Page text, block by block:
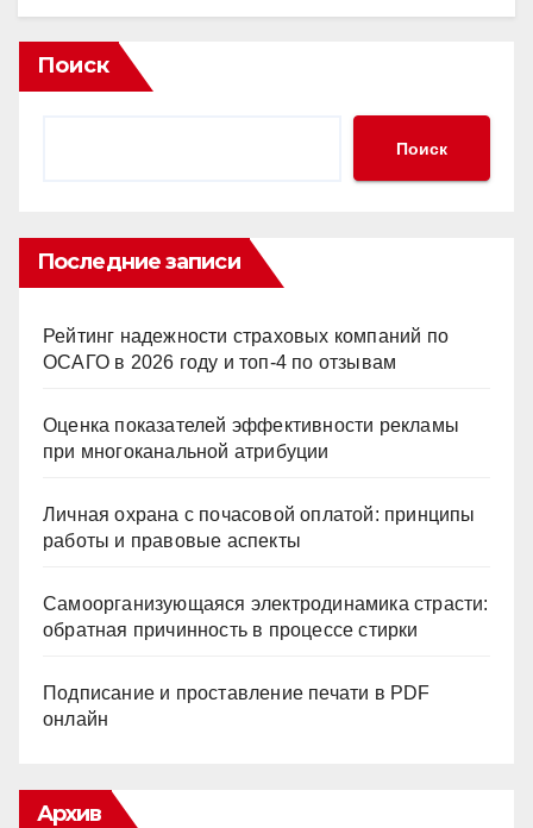
at
s
A
er e
n
р
ть
Поиск
Поиск
Последние записи
Рейтинг надежности страховых компаний по
ОСАГО в 2026 году и топ-4 по отзывам
Оценка показателей эффективности рекламы
при многоканальной атрибуции
Личная охрана с почасовой оплатой: принципы
работы и правовые аспекты
Самоорганизующаяся электродинамика страсти:
обратная причинность в процессе стирки
Подписание и проставление печати в PDF
онлайн
Архив